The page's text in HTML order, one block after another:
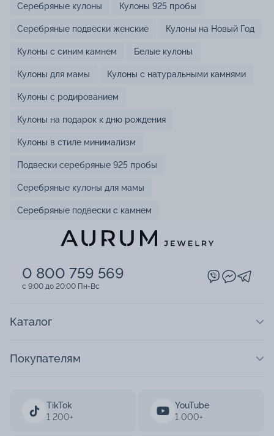
Серебряные кулоны Кулоны 925 пробы
Серебряные подвески женские Кулоны на Новый Год
Кулоны с синим камнем Белые кулоны
Кулоны для мамы Кулоны с натуральными камнями
Кулоны с родированием
Кулоны на подарок к дню рождения
Кулоны в стиле минимализм
Подвески серебряные 925 пробы
Серебряные кулоны для мамы
Серебряные подвески с камнем
0 800 759 569
c 9:00 до 20:00 Пн-Вс
TikTok
1 200+
YouTube
1 000+
Каталог
Покупателям